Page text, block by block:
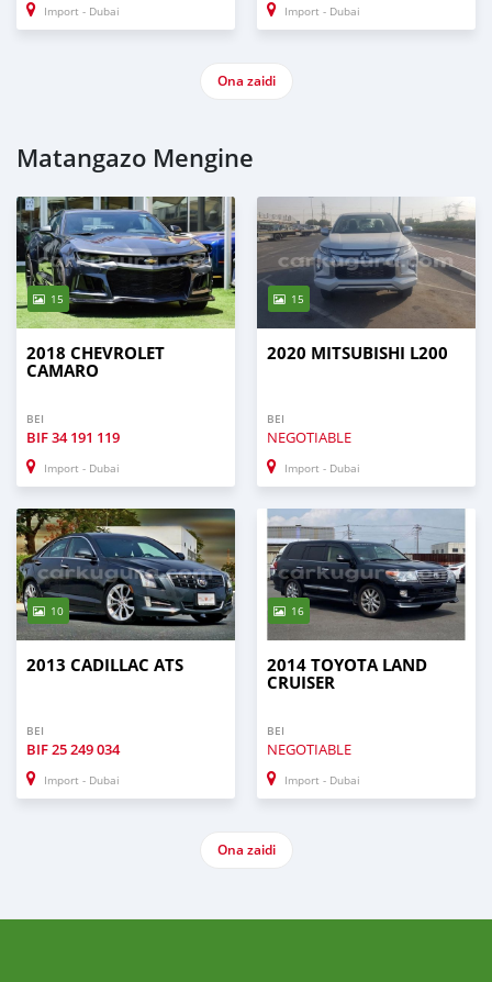
Import - Dubai Import - Dubai
Ona zaidi
Matangazo Mengine
15
2018 CHEVROLET
CAMARO
BEI
BIF34 191 119
Import - Dubai
15
2020 MITSUBISHI L200
BEI
NEGOTIABLE
Import - Dubai
10
2013 CADILLAC ATS
BEI
BIF25 249 034
Import - Dubai
16
2014 TOYOTA LAND
CRUISER
BEI
NEGOTIABLE
Import - Dubai
Ona zaidi